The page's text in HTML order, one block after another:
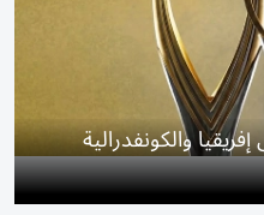
والكونفدرالية